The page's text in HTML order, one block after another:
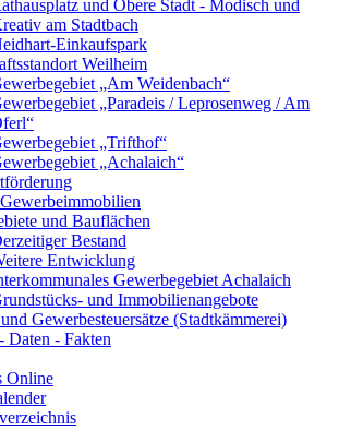
und Obere Stadt - Modisch und
am Stadtbach
Einkaufspark
Weilheim
„Am Weidenbach“
„Paradeis / Leprosenweg / Am
„Trifthof“
„Achalaich“
und Bauflächen
Bestand
Entwicklung
Gewerbegebiet Achalaich
und Immobilienangebote
Gewerbesteuersätze (Stadtkämmerei)
Daten - Fakten
Online